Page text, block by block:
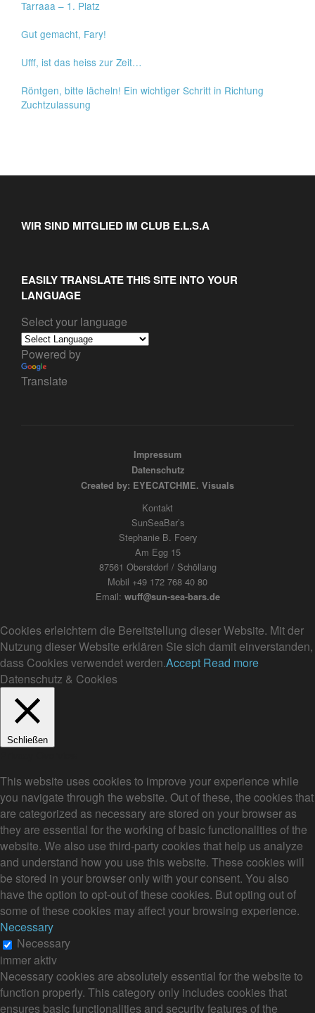
Tarraaa – 1. Platz
Gut gemacht, Fary!
Ufff, ist das heiss zur Zeit…
Röntgen, bitte lächeln! Ein wichtiger Schritt in Richtung
Zuchtzulassung
WIR SIND MITGLIED IM CLUB E.L.S.A
EASILY TRANSLATE THIS SITE INTO YOUR
LANGUAGE
Select your language
Powered by
Translate
Impressum
Datenschutz
Created by: EYECATCHME. Visuals
Kontakt
SunSeaBar’s
Stephanie B. Foery
Am Egg 15
87561 Oberstdorf / Schöllang
Mobil +49 172 768 40 80
Email: wuff@sun-sea-bars.de
Cookies erleichtern die Bereitstellung dieser Website. Mit der
Nutzung dieser Website erklären Sie sich damit einverstanden,
dass Cookies verwendet werden.Accept Read more
Datenschutz & Cookies
Schließen
This website uses cookies to improve your experience while
you navigate through the website. Out of these, the cookies that
are categorized as necessary are stored on your browser as
they are essential for the working of basic functionalities of the
website. We also use third-party cookies that help us analyze
and understand how you use this website. These cookies will
be stored in your browser only with your consent. You also
have the option to opt-out of these cookies. But opting out of
some of these cookies may affect your browsing experience.
Necessary
Necessary
immer aktiv
Necessary cookies are absolutely essential for the website to
function properly. This category only includes cookies that
ensures basic functionalities and security features of the